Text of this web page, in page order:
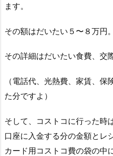
ます。
その額はだいたい５〜８万円。
その詳細はだいたい食費、交
（電話代、光熱費、家賃、
た分ですよ）
そして、コストコに行った時
口座に入金する分の金額とレ
カード用コストコ費の袋の中